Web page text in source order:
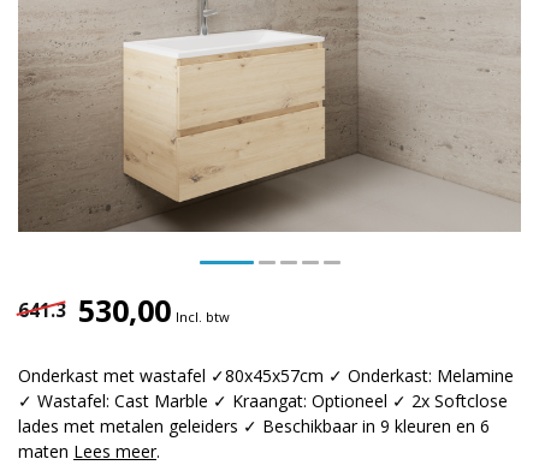
641.3 530,00 Incl. btw
Onderkast met wastafel ✓80x45x57cm ✓ Onderkast: Melamine
✓ Wastafel: Cast Marble ✓ Kraangat: Optioneel ✓ 2x Softclose
lades met metalen geleiders ✓ Beschikbaar in 9 kleuren en 6
maten Lees meer.